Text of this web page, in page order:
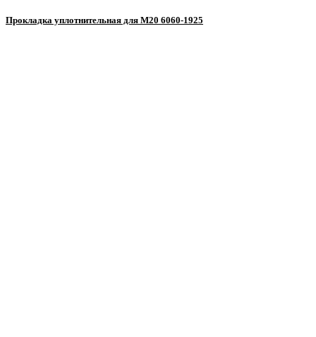
Прокладка уплотнительная для М20 6060-1925